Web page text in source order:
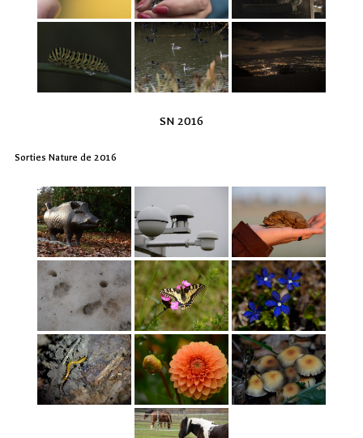
SN 2016
Sorties Nature de 2016